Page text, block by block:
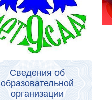
Сведения об
образовательной
организации